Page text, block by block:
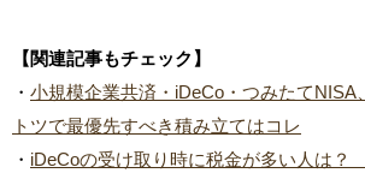
【関連記事もチェック】
・ 小規模企業共済・iDeCo・つみたてNISA
トツで最優先すべき積み立てはコレ
・ iDeCoの受け取り時に税金が多い人は